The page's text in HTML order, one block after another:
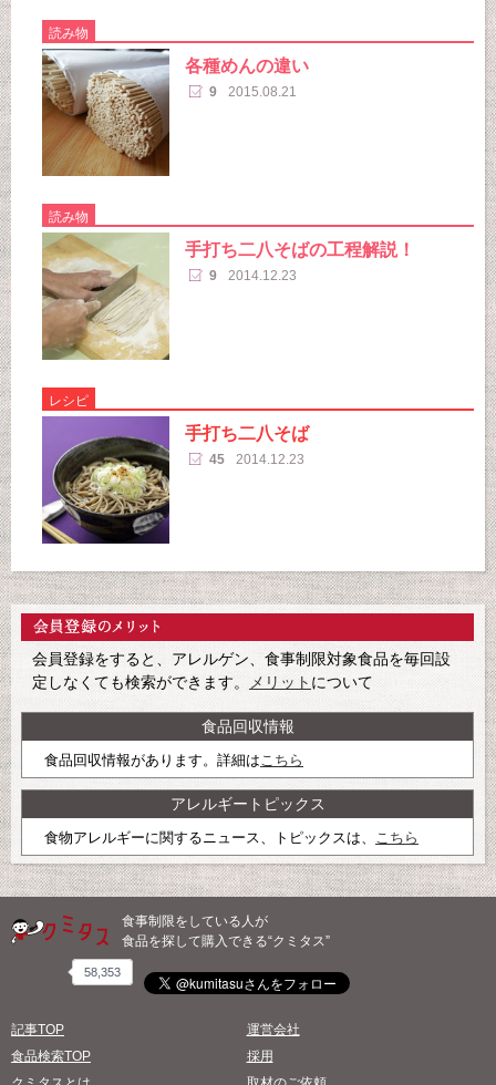
読み物
各種めんの違い
9 2015.08.21
読み物
手打ち二八そばの工程解説！
9 2014.12.23
レシピ
手打ち二八そば
45 2014.12.23
会員登録をすると、アレルゲン、食事制限対象食品を毎回設
定しなくても検索ができます。
メリット について
食品回収情報
食品回収情報があります。詳細はこちら
アレルギートピックス
食物アレルギーに関するニュース、トピックスは、 こちら
食事制限をしている人が
食品を探して購入できる“クミタス”
58,353
記事TOP
食品検索TOP
運営会社
採用